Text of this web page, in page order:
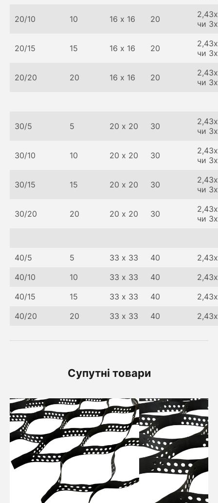
20/10 10 16 х 16 20
чи
20/15 15 16 х 16 20
чи
20/20 20 16 х 16 20
чи
30/5 5 20 х 20 30
чи
30/10 10 20 х 20 30
чи
30/15 15 20 х 20 30
чи
30/20 20 20 х 20 30
чи
40/5 5 33 х 33 40
40/10
10 33 х 33 40
40/15
15 33 х 33 40
40/20
20 33 х 33 40
Супутні товари